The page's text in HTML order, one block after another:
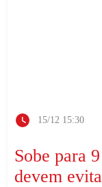
15/12 15:30
Sobe para
devem